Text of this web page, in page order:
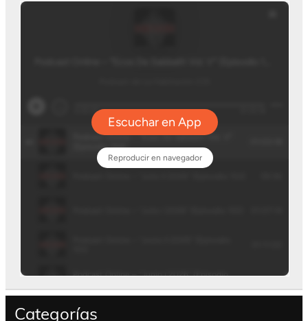
Categorías